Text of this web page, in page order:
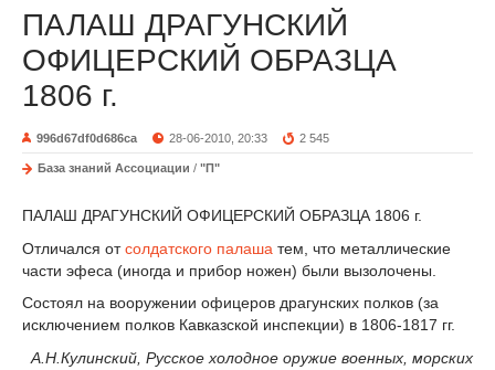
ПАЛАШ ДРАГУНСКИЙ
ОФИЦЕРСКИЙ ОБРАЗЦА
1806 г.
996d67df0d686ca 28-06-2010, 20:33 2 545
База знаний Ассоциации / "П"
ПАЛАШ ДРАГУНСКИЙ ОФИЦЕРСКИЙ ОБРАЗЦА 1806 г.
Отличался отсолдатского палаша тем, что металлические
части эфеса (иногда и прибор ножен) были вызолочены.
Состоял на вооружении офицеров драгунских полков (за
исклю­чением полков Кавказской инспекции) в 1806-1817 гг.
А.Н.Кулинский, Русское холодное оружие военных, морских